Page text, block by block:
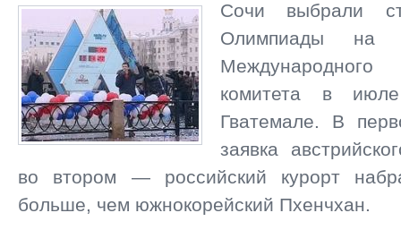
Сочи выбрали
Олимпиады на
комитета в
Гватемале. В
заявка
во втором — российский курорт
больше, чем южнокорейский Пхенчхан.